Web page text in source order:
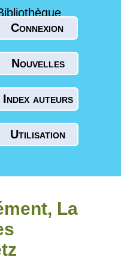
Connexion
Nouvelles
Index auteurs
Utilisation
La